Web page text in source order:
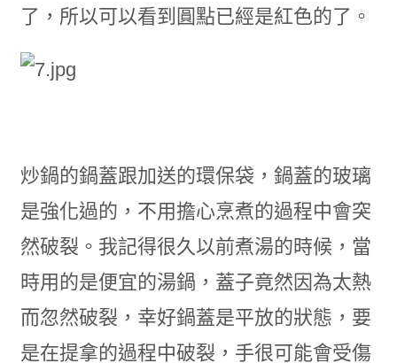
了，所以可以看到圓點已經是紅色的了。
炒鍋的鍋蓋跟加送的環保袋，鍋蓋的玻璃
是強化過的，不用擔心烹煮的過程中會突
然破裂。我記得很久以前煮湯的時候，當
時用的是便宜的湯鍋，蓋子竟然因為太熱
而忽然破裂，幸好鍋蓋是平放的狀態，要
是在提拿的過程中破裂，手很可能會受傷